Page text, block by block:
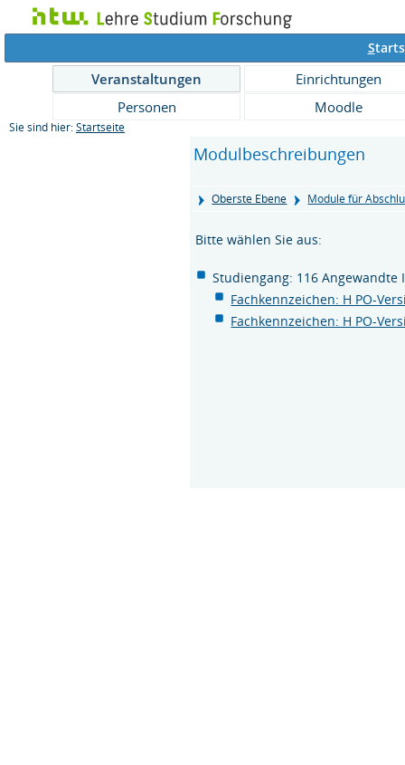
S
Veranstaltungen
Einrichtungen
Personen
Moodle
Sie sind hier: Startseite
Modulbeschreibungen
Oberste Ebene Module für
Bitte wählen Sie aus:
Studiengang: 116 Angewandte
Fachkennzeichen: H PO-
Fachkennzeichen: H PO-